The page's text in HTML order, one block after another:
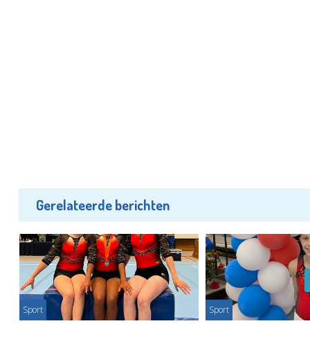
Gerelateerde berichten
Sport Sport